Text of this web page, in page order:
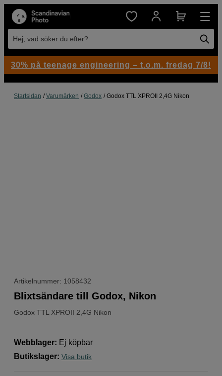
Hej, vad söker du efter?
Startsidan Varumärken Godox Godox TTL XPROII 2,4G Nikon
Artikelnummer: 1058432
Godox TTL XPROII 2,4G Nikon
Blixtsändare till Godox, Nikon
Webblager: Ej köpbar
Butikslager: Visa butik
30% på teenage engineering – t.o.m. fredag 7/8!